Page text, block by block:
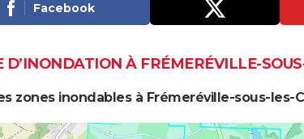
Facebook
D’INONDATION À FRÉMERÉVILLE-
zones inondables à Frémeréville-sous-les-